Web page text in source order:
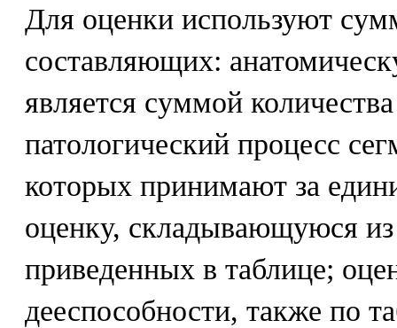
Для оценки используют
составляющих:
является суммой
патологический процесс
которых принимают за
оценку, складывающуюся
приведенных в таблице;
дееспособности, также по